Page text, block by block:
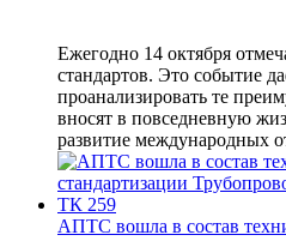
Ежегодно 14 октября
стандартов. Это событие
проанализировать те
вносят в повседневную
развитие международных
АПТС вошла в состав